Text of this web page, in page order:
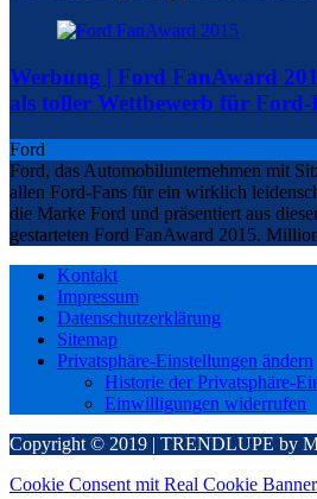
Werbung | Ford FanAward
als toller Wettbewerb für Ford-
Ford
Ford, das Automobilunternehmen mit
allen Ford-Fans für ein wirklich
die Marke Ford und präsentiert aus
gestarteten Ford FanAward 2015.
Kontakt
Impressum
Datenschutzerklärung
Sitemap
Privatsphäre-Einstellungen ändern
Historie der Privatsphäre-
Einwilligungen widerrufen
Copyright © 2019 | TRENDLUPE by
Cookie Consent mit Real Cookie Banner